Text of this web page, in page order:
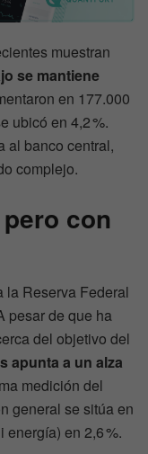
muestran
se mantiene
en 177.000
ubicó en 4,2 %.
al banco central,
complejo.
con
la Reserva Federal
pesar de que ha
del objetivo del
apunta a un alza
medición del
general se sitúa en
energía) en 2,6 %.